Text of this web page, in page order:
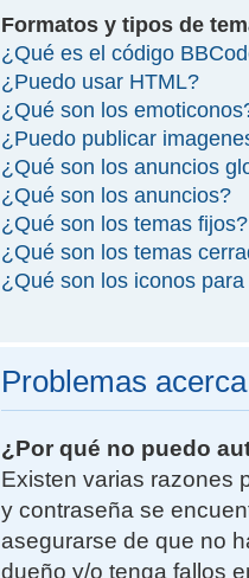
Formatos y tipos de
¿Qué es el código
¿Puedo usar HTML?
¿Qué son los
¿Puedo publicar
¿Qué son los anuncios
¿Qué son los anuncios?
¿Qué son los temas fijos?
¿Qué son los temas
¿Qué son los iconos
Problemas
¿Por qué no puedo
Existen varias razones
y contraseña se
asegurarse de que no
dueño y/o tenga fallos